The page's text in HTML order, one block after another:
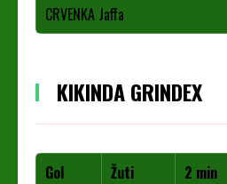
CRVENKA Jaffa
KIKINDA GRINDEX
Gol Žuti 2 min